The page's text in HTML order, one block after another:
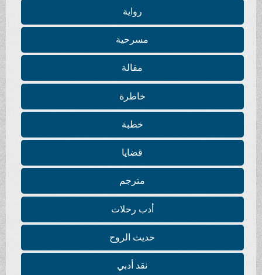
رواية
مسرحية
مقالة
خاطرة
خطبة
قضايا
مترجم
أدب رحلات
حديث الروح
نقد أدبي